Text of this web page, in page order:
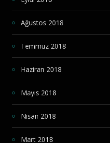
Ağustos 2018
Temmuz 2018
Haziran 2018
Mayıs 2018
Nisan 2018
Mart 2018